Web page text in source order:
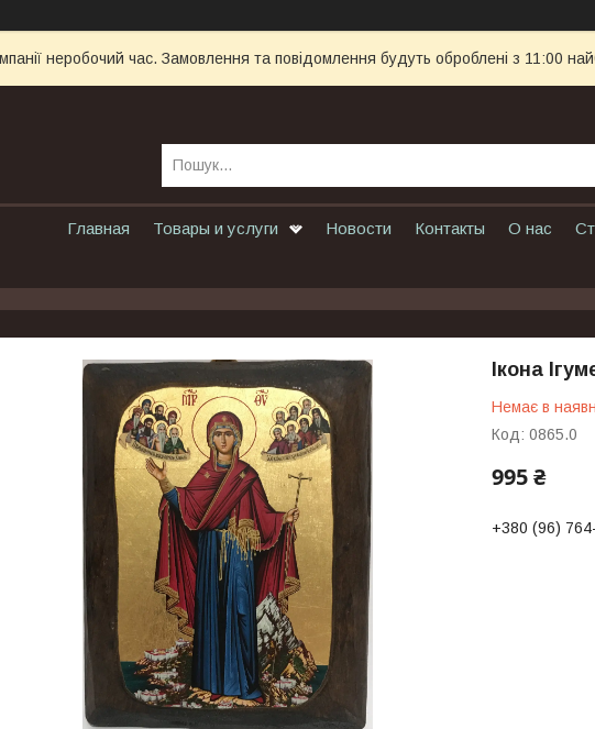
неробочий час. Замовлення та повідомлення будуть оброблені з 11:00
Главная Товары и услуги Новости Контакты О нас
Ікона
Немає в
Код: 0865.0
995 ₴
+380 (96)